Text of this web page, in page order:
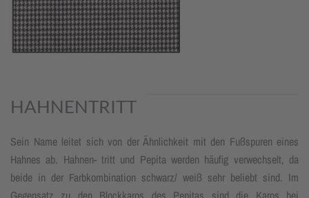
HAHNENTRITT
Sein Name leitet sich von der Ähnlichkeit mit den Fußspuren eines
Hahnes ab. Hahnen- tritt und Pepita werden häufig verwechselt, da
beide in der Farbkombination schwarz/ weiß sehr beliebt sind. Im